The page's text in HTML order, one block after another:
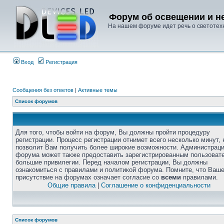
Форум об освещении и
На нашем форуме идет речь о
Вход Регистрация
Сообщения без ответов | Активные темы
Список форумов
Для того, чтобы войти на форум, Вы должны пройти процедуру
регистрации. Процесс регистрации отнимет всего несколько минут,
позволит Вам получить более широкие возможности.
форума может также предоставить зарегистрированным
большие привилегии. Перед началом регистрации, Вы должны
ознакомиться с правилами и политикой форума. Помните, что Ваше
присутствие на форумах означает согласие со всеми правилами.
Общие правила| Соглашение о конфиденциальности
Список форумов